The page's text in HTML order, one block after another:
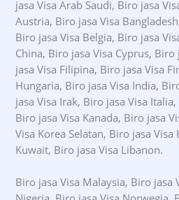
jasa Visa Arab Saudi, Biro jasa
Austria, Biro jasa Visa
Biro jasa Visa Belgia, Biro jasa
China, Biro jasa Visa Cyprus,
jasa Visa Filipina, Biro jasa Visa
Hungaria, Biro jasa Visa India,
jasa Visa Irak, Biro jasa Visa
Biro jasa Visa Kanada, Biro jasa
Visa Korea Selatan, Biro jasa Visa
Kuwait, Biro jasa Visa Libanon.
Biro jasa Visa Malaysia, Biro jasa